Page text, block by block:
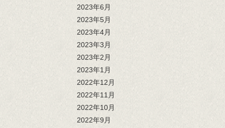
2023年6月
2023年5月
2023年4月
2023年3月
2023年2月
2023年1月
2022年12月
2022年11月
2022年10月
2022年9月